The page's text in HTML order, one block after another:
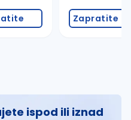
Zapratite
ispod ili iznad